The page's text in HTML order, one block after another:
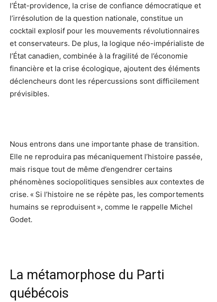
l’État-providence, la crise de confiance démocratique et
l’irrésolution de la question nationale, constitue un
cocktail explosif pour les mouvements révolutionnaires
et conservateurs. De plus, la logique néo-impérialiste de
l’État canadien, combinée à la fragilité de l’économie
financière et la crise écologique, ajoutent des éléments
déclencheurs dont les répercussions sont difficilement
prévisibles.
Nous entrons dans une importante phase de transition.
Elle ne reproduira pas mécaniquement l’histoire passée,
mais risque tout de même d’engendrer certains
phénomènes sociopolitiques sensibles aux contextes de
crise. « Si l’histoire ne se répète pas, les comportements
humains se reproduisent », comme le rappelle Michel
Godet.
La métamorphose du Parti
québécois